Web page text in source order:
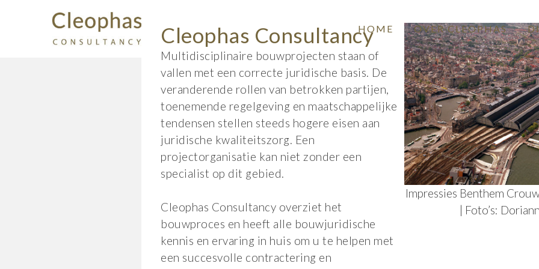
HOME OVER CLEOPHAS
Cleophas Consultancy
Multidisciplinaire bouwprojecten staan of
vallen met een correcte juridische basis. De
veranderende rollen van betrokken partijen,
toenemende regelgeving en maatschappelijke
tendensen stellen steeds hogere eisen aan
juridische kwaliteitszorg. Een
projectorganisatie kan niet zonder een
specialist op dit gebied.
Cleophas Consultancy overziet het
bouwproces en heeft alle bouwjuridische
kennis en ervaring in huis om u te helpen met
een succesvolle contractering en
Impressies Benthem
| Foto’s: